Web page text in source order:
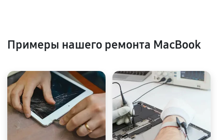
Примеры нашего ремонта MacBook